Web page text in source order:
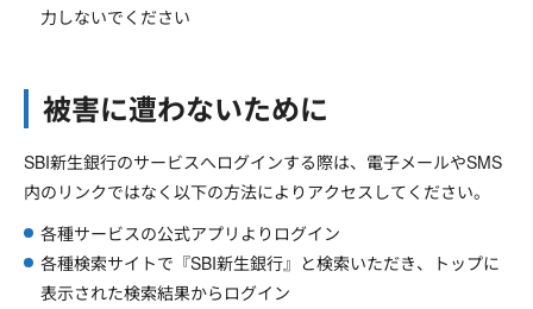
力しないでください
被害に遭わないために
SBI新生銀行のサービスへログインする際は、電子メールやSMS
内のリンクではなく以下の方法によりアクセスしてください。
各種サービスの公式アプリよりログイン
各種検索サイトで『SBI新生銀行』と検索いただき、トップに
表示された検索結果からログイン